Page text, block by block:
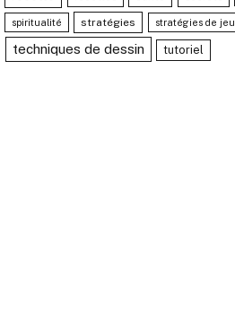
spiritualité stratégies stratégies de jeu
techniques de dessin tutoriel